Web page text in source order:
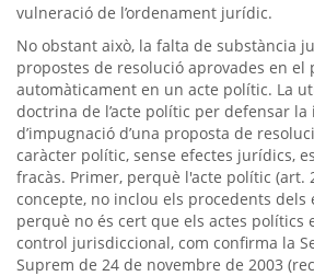
vulneració de l’ordenament jurídic.
No obstant això, la falta de substància
propostes de resolució aprovades en el
automàticament en un acte polític. La
doctrina de l’acte polític per defensar
d’impugnació d’una proposta de
caràcter polític, sense efectes jurídics,
fracàs. Primer, perquè l'acte polític (art.
concepte, no inclou els procedents dels
perquè no és cert que els actes polítics
control jurisdiccional, com confirma la
Suprem de 24 de novembre de 2003